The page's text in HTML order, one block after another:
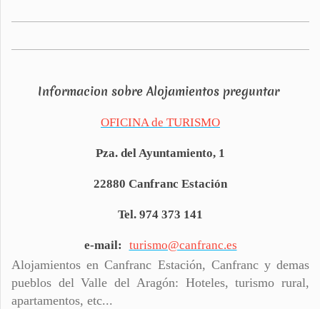
Informacion sobre Alojamientos preguntar
OFICINA de TURISMO
Pza. del Ayuntamiento, 1
22880 Canfranc Estación
Tel. 974 373 141
e-mail: turismo@canfranc.es
Alojamientos en Canfranc Estación, Canfranc y demas
pueblos del Valle del Aragón: Hoteles, turismo rural,
apartamentos, etc...